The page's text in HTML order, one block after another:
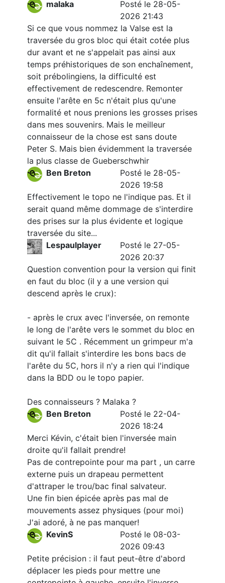
malaka
Posté le 28-05-
2026 21:43
Si ce que vous nommez la Valse est la
traversée du gros bloc qui était cotée plus
dur avant et ne s'appelait pas ainsi aux
temps préhistoriques de son enchaînement,
soit prébolingiens, la difficulté est
effectivement de redescendre. Remonter
ensuite l'arête en 5c n'était plus qu'une
formalité et nous prenions les grosses prises
dans mes souvenirs. Mais le meilleur
connaisseur de la chose est sans doute
Peter S. Mais bien évidemment la traversée
la plus classe de Gueberschwhir
Ben Breton
Posté le 28-05-
2026 19:58
Effectivement le topo ne l'indique pas. Et il
serait quand même dommage de s'interdire
des prises sur la plus évidente et logique
traversée du site...
Lespaulplayer
Posté le 27-05-
2026 20:37
Question convention pour la version qui finit
en faut du bloc (il y a une version qui
descend après le crux):
- après le crux avec l'inversée, on remonte
le long de l'arête vers le sommet du bloc en
suivant le 5C . Récemment un grimpeur m'a
dit qu'il fallait s'interdire les bons bacs de
l'arête du 5C, hors il n'y a rien qui l'indique
dans la BDD ou le topo papier.
Des connaisseurs ? Malaka ?
Ben Breton
Posté le 22-04-
2026 18:24
Merci Kévin, c'était bien l'inversée main
droite qu'il fallait prendre!
Pas de contrepointe pour ma part , un carre
externe puis un drapeau permettent
d'attraper le trou/bac final salvateur.
Une fin bien épicée après pas mal de
mouvements assez physiques (pour moi)
J'ai adoré, à ne pas manquer!
KevinS
Posté le 08-03-
2026 09:43
Petite précision : il faut peut-être d'abord
déplacer les pieds pour mettre une